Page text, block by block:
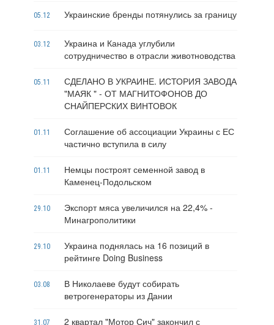
05.12 Украинские бренды потянулись за границу
03.12
Украина и Канада углубили
сотрудничество в отрасли животноводства
05.11
СДЕЛАНО В УКРАИНЕ. ИСТОРИЯ ЗАВОДА
"МАЯК " - ОТ МАГНИТОФОНОВ ДО
СНАЙПЕРСКИХ ВИНТОВОК
01.11
Соглашение об ассоциации Украины с ЕС
частично вступила в силу
01.11
Немцы построят семенной завод в
Каменец-Подольском
29.10
Экспорт мяса увеличился на 22,4% -
Минагрополитики
29.10
Украина поднялась на 16 позиций в
рейтинге Doing Business
03.08
В Николаеве будут собирать
ветрогенераторы из Дании
31.07
2 квартал "Мотор Сич" закончил с